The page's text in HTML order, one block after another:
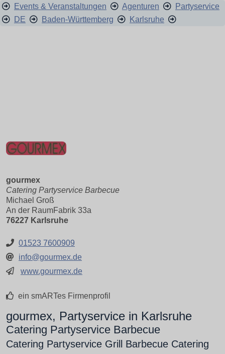
Events & Veranstaltungen Agenturen
Partyservice
DE
Baden-Württemberg Karlsruhe
gourmex
Catering Partyservice Barbecue
Michael Groß
An der RaumFabrik 33a
76227 Karlsruhe
01523 7600909
info@gourmex.de
www.gourmex.de
ein smARTes Firmenprofil
gourmex, Partyservice in Karlsruhe
Catering Partyservice Barbecue
Catering Partyservice Grill Barbecue Catering